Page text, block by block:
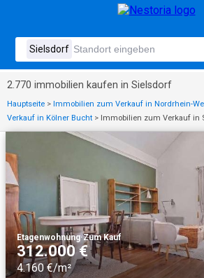
2.770 immobilien kaufen in Sielsdorf
Hauptseite > Immobilien zum Verkauf in Nordrhein-
Verkauf in Kölner Bucht > Immobilien zum Verkauf in
Etagenwohnung·Zum Kauf
312.000 €
4.160 €/m²